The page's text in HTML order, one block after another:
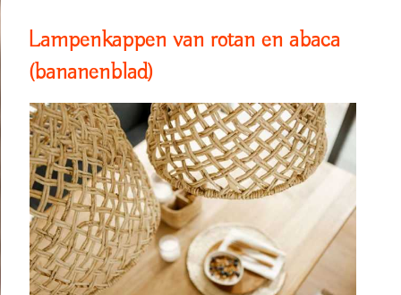
Lampenkappen van rotan en abaca
(bananenblad)